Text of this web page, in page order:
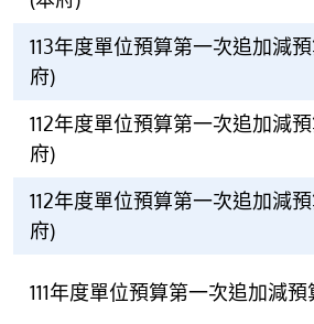
113年度單位預算第一次追加減
府)
112年度單位預算第一次追加減
府)
112年度單位預算第一次追加減
府)
111年度單位預算第一次追加減預